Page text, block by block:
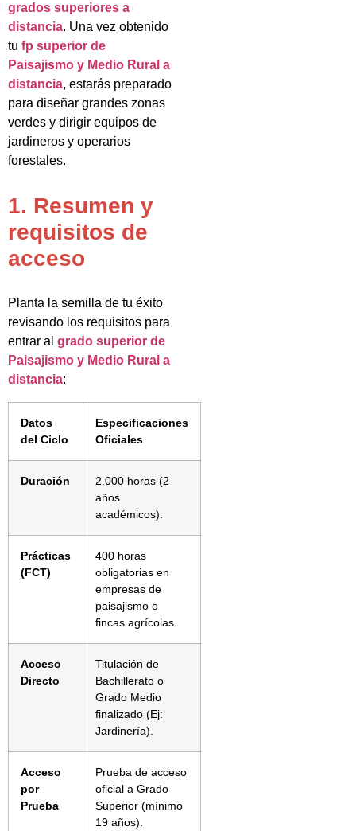
grados superiores a
distancia. Una vez obtenido
tu fp superior de
Paisajismo y Medio Rural a
distancia, estarás preparado
para diseñar grandes zonas
verdes y dirigir equipos de
jardineros y operarios
forestales.
1. Resumen y
requisitos de
acceso
Planta la semilla de tu éxito
revisando los requisitos para
entrar al grado superior de
Paisajismo y Medio Rural a
distancia:
Datos
del Ciclo
Especificaciones
Oficiales
Duración
2.000 horas (2
años
académicos).
Prácticas
(FCT)
400 horas
obligatorias en
empresas de
paisajismo o
fincas agrícolas.
Acceso
Directo
Titulación de
Bachillerato o
Grado Medio
finalizado (Ej:
Jardinería).
Acceso
por
Prueba
Prueba de acceso
oficial a Grado
Superior (mínimo
19 años).